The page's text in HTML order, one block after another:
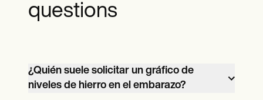
questions
¿Quién suele solicitar un gráfico de
niveles de hierro en el embarazo?